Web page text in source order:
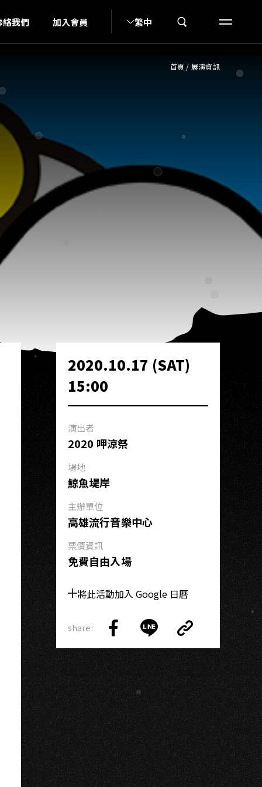
絡我們 加入會員 繁中
首頁 / 展演資訊
2020.10.17 (SAT)
15:00
演出者
2020 呷涼祭
場地
鯨魚堤岸
主辦單位
高雄流行音樂中心
票價資訊
免費自由入場
將此活動加入 Google 日曆
share:
on
Facebook
on
LINE
Link
Copy
Link